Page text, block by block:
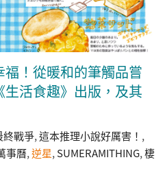
！從暖和的筆觸品嘗
活食趣》出版，及其
終戰爭,這本推理小說好厲害！ ,
事曆,逆星, SUMERAMITHING,棲